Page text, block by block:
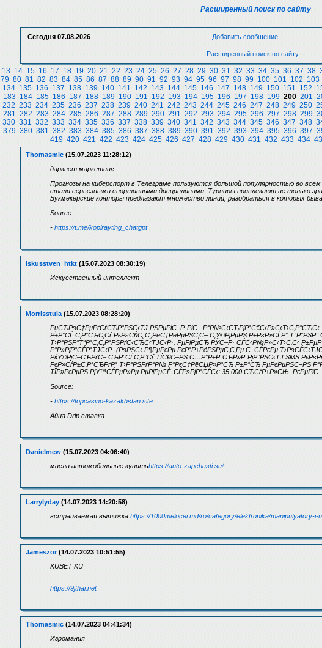
Расширенный поиск по сайту
Сегодня 07.08.2026 Добавить сообщение
Расширенный поиск по сайту
13 14 15 16 17 18 19 20 21 22 23 24 25 26 27 28 29 30 31 32 33 34 35 36 37 38
79 80 81 82 83 84 85 86 87 88 89 90 91 92 93 94 95 96 97 98 99 100 101 102 103
134 135 136 137 138 139 140 141 142 143 144 145 146 147 148 149 150 151 152
183 184 185 186 187 188 189 190 191 192 193 194 195 196 197 198 199 200 201
232 233 234 235 236 237 238 239 240 241 242 243 244 245 246 247 248 249 250
281 282 283 284 285 286 287 288 289 290 291 292 293 294 295 296 297 298 299
330 331 332 333 334 335 336 337 338 339 340 341 342 343 344 345 346 347 348
379 380 381 382 383 384 385 386 387 388 389 390 391 392 393 394 395 396 397
419 420 421 422 423 424 425 426 427 428 429 430 431 432 433 434
Thomasmic (15.07.2023 11:28:12)
даркнет маркетинг
Прогнозы на киберспорт в Телеграме пользуются большой популярностью во
стали серьезными спортивными дисциплинами. Турниры привлекают не только
Букмекерские конторы предлагают множество линий, разобраться в которых
Source:
- https://t.me/kopirayting_chatgpt
Iskusstven_htkt (15.07.2023 08:30:19)
Искусственный интеллект
Morrisstula (15.07.2023 08:28:20)
РџСЂРѕС†РµРґСѓСЂР°РЅС‹ТЈ РЅРµРіС–Р·РіС–
Р±Р°СЃ С‚Р°СЂС‚Сѓ РєРѕСЌС„С„РёС†РёРµРЅС‚С– С‚У©РјРµРЅ Р±РѕР»СЃР° Т“Р°РЅР°
Т›Р°РЅР°Т“Р°С‚С‚Р°РЅРґС‹СЂС‹ТЈС‹Р·. РµРіРµСЂ РЎС–Р· СЃС‹Р№Р»С‹Т›С‚С‹
Р°Р»РјР°СЃР°ТЈС‹Р· (РѕРЅС‹ Р¶РµРєРµ РєР°Р±РёРЅРµС‚С‚Рµ С–СЃРєРµ
РќУ©РјС–СЂРґС– СЂР°СЃС‚Р°Сѓ ТЇС€С–РЅ С…Р°Р±Р°СЂР»Р°РјР°РЅС‹ТЈ SMS
РєР»СѓР±С‚Р°СЂРґР° Т›Р°РЅРґР°Р№ Р°РєС†РёСЏР»Р°СЂ Р±Р°СЂ РµРєРµРЅС–РЅ
ТЇР»РєРµРЅ РјУ™СЃРµР»Рµ РµРјРµСЃ. СЃРѕРјР°СЃС‹: 35 000 СЂСѓР±Р»СЊ.
Source:
- https://topcasino-kazakhstan.site
Айна Drip ставка
Danielmew (15.07.2023 04:06:40)
масла автомобильные купитьhttps://auto-zapchasti.su/
Larrylyday (14.07.2023 14:20:58)
встраиваемая вытяжка https://1000melocei.md/ro/category/elektronika/manipulyatory-i-
Jameszor(14.07.2023 10:51:55)
KUBET KU
https://9jthai.net
Thomasmic (14.07.2023 04:41:34)
Игромания